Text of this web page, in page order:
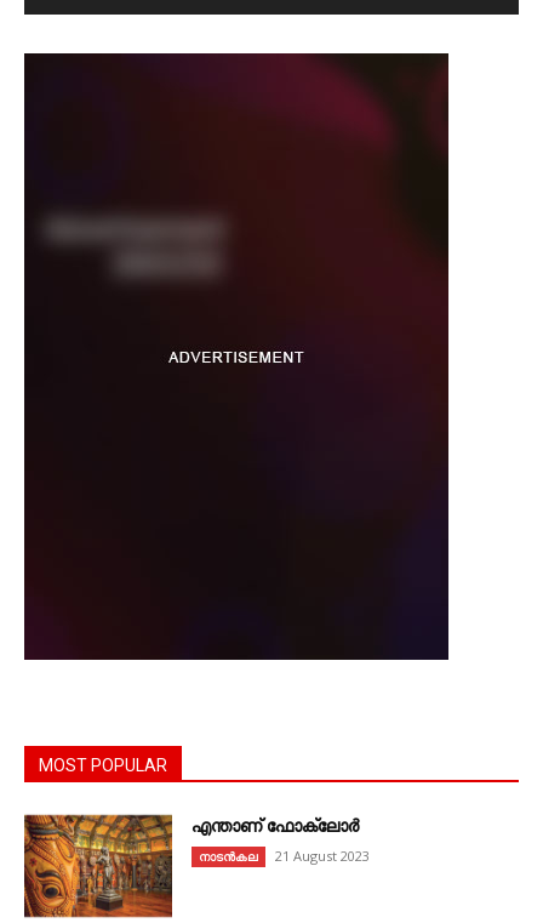
MOST POPULAR
എന്താണ്‌ ഫോക്‌ലോർ
നാടൻകല 21 August 2023